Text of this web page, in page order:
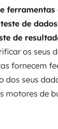
ferramentas
de
de
os seus
fornecem
dos seus
motores de